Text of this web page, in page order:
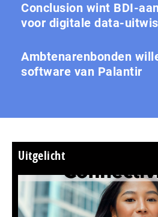
Conclusion wint BDI-
voor digitale data-
Ambtenarenbonden
software van Palantir
Uitgelicht